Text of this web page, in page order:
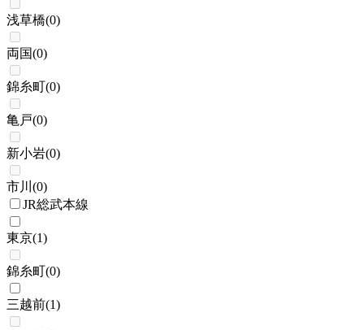
浅草橋(0)
両国(0)
錦糸町(0)
亀戸(0)
新小岩(0)
市川 (0)
JR総武本線
東京(1)
錦糸町(0)
三越前(1)